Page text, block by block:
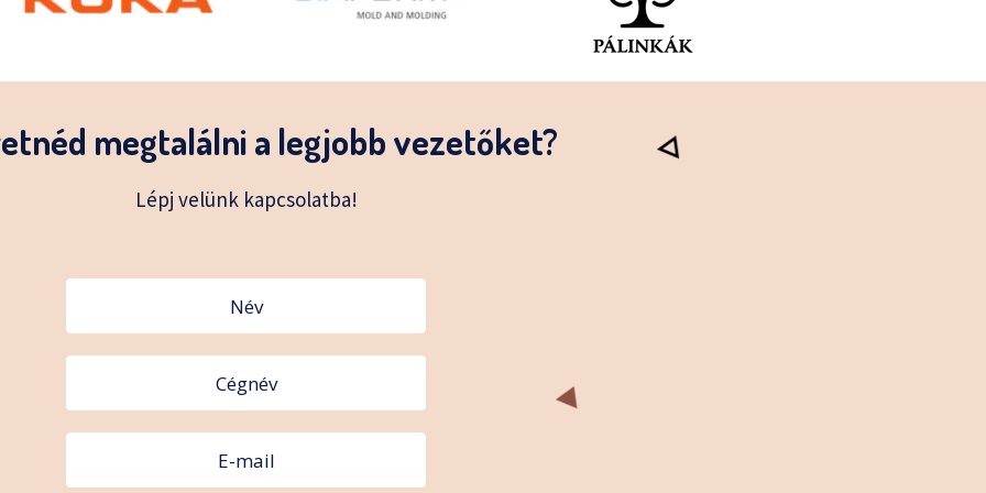
megtalálni a legjobb vezetőket?
Lépj velünk kapcsolatba!